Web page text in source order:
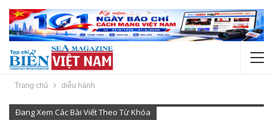
Trang chủ diễu hành
Đang Xem Các Bài Viết Theo Từ Khóa